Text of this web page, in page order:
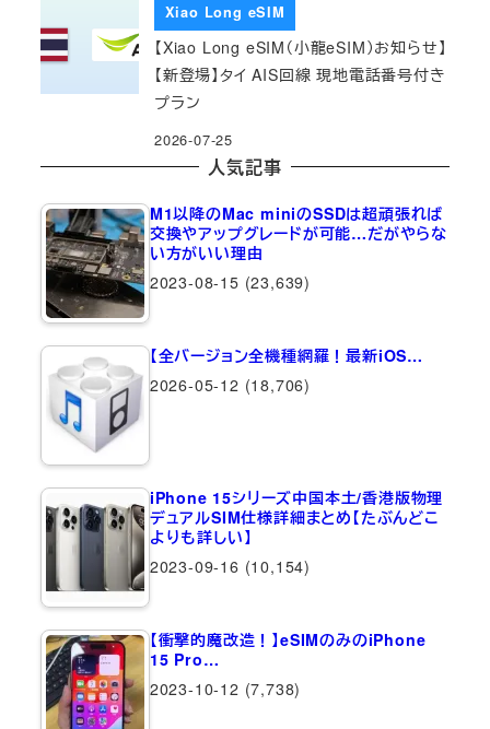
Xiao Long eSIM
【Xiao Long eSIM（小龍eSIM）お知らせ】
【新登場】タイ AIS回線 現地電話番号付き
プラン
2026-07-25
人気記事
M1以降のMac miniのSSDは超頑張れば
交換やアップグレードが可能…だがやらな
い方がいい理由
2023-08-15 (23,639)
【全バージョン全機種網羅！最新iOS…
2026-05-12 (18,706)
iPhone 15シリーズ中国本土/香港版物理
デュアルSIM仕様詳細まとめ【たぶんどこ
よりも詳しい】
2023-09-16 (10,154)
【衝撃的魔改造！】eSIMのみのiPhone
15 Pro…
2023-10-12 (7,738)